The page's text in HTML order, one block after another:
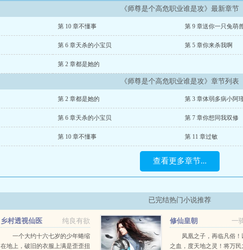
《师尊是个高危职业谁是攻》最新章节
第 10 章不懂事 第 9 章送你一只兔萌
第 6 章天杀的小宝贝 第 5 章你来杀我啊
第 2 章都是她的
《师尊是个高危职业谁是攻》章节列表
第 2 章都是她的 第 3 章体弱多病小阿
第 6 章天杀的小宝贝 第 7 章你想同我双修
第 10 章不懂事 第 11 章过敏
查看更多章节...
已完结热门小说推荐
纯良有欲
乡村透视仙医
一个大约十六七岁的少年蜷缩
在地上，破旧的衣服上满是歪歪扭
一
修仙皇朝
凤凰之子，再临凡俗！
之血，度天地之灵！将万民